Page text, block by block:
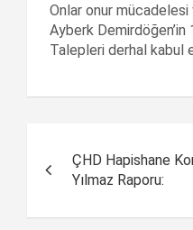
Onlar onur mücadelesi
Ayberk Demirdöğen’in
Talepleri derhal kabul
dolaşımı
ÇHD Hapishane
Yılmaz Raporu: